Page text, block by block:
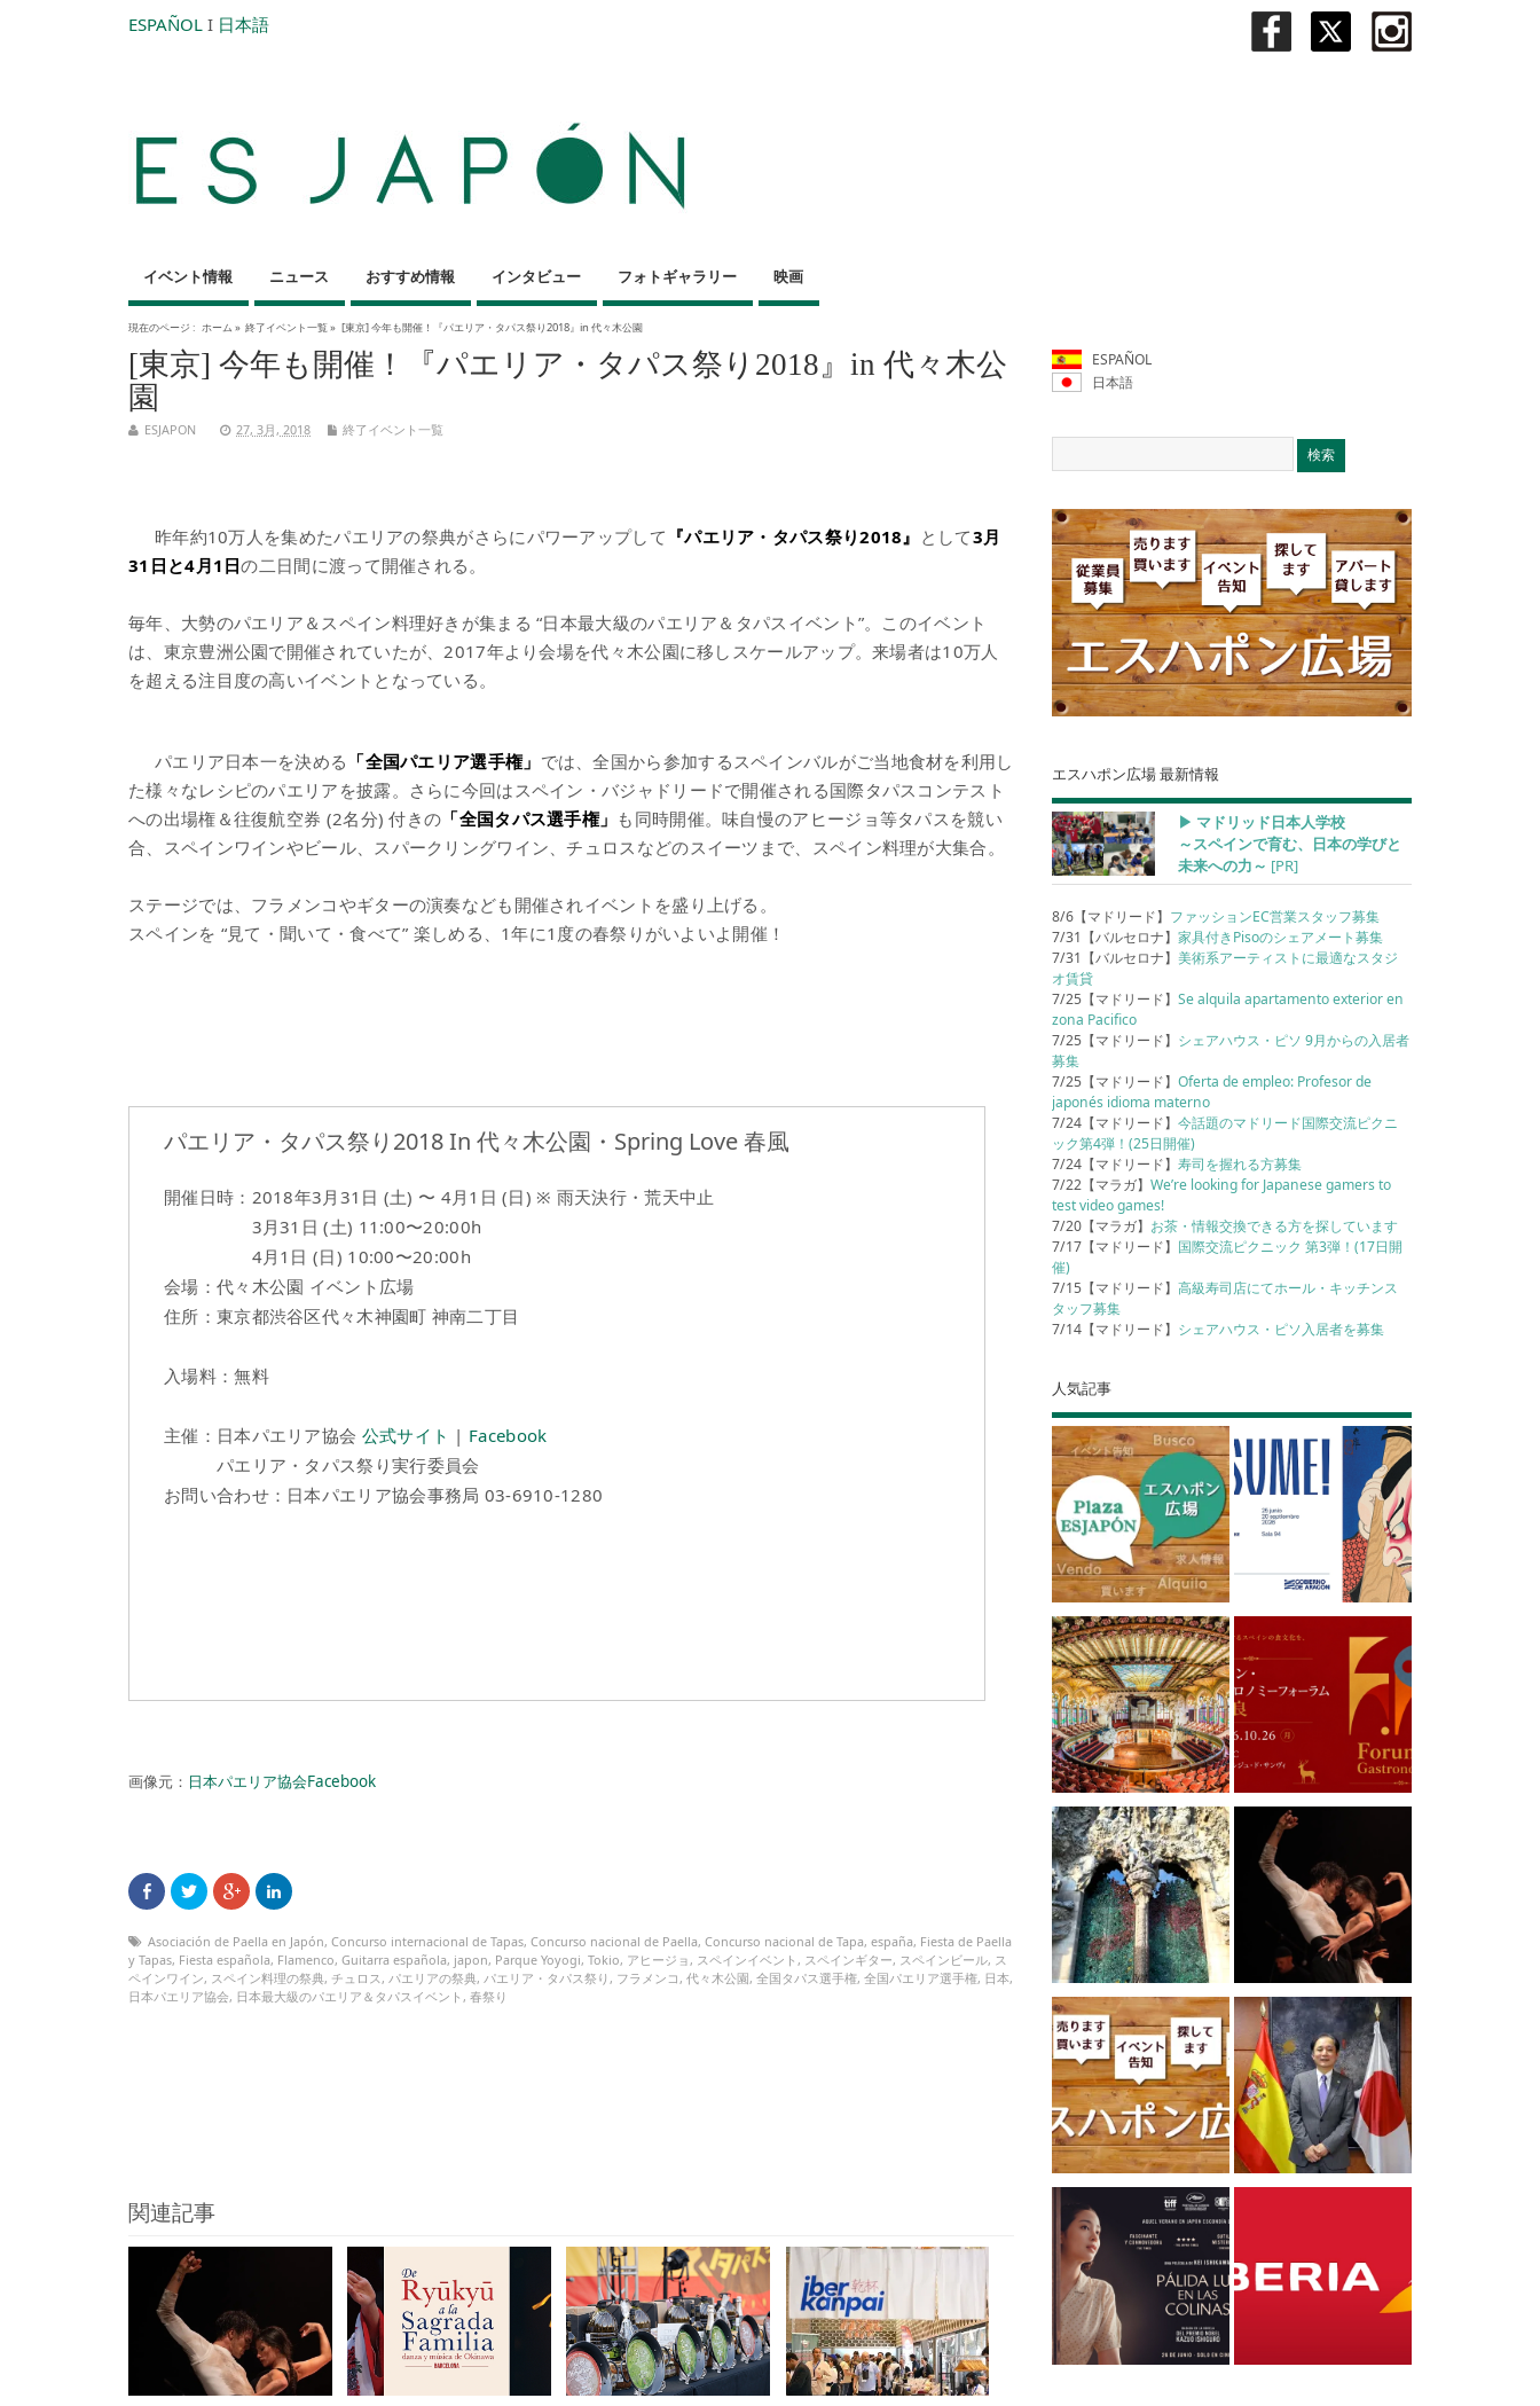
ESPAÑOL I 日本語
イベント情報 ニュース おすすめ情報 インタビュー フォトギャラリー 映画
現在のページ : ホーム » 終了イベント一覧» [東京] 今年も開催！『パエリア・タパス祭り2018』in 代々木公園
[東京] 今年も開催！『パエリア・タパス祭り2018』in 代々木公
園
ESJAPON 27, 3月, 2018 終了イベント一覧
昨年約10万人を集めたパエリアの祭典がさらにパワーアップして 『パエリア・タパス祭り2018』 として3月
31日と4月1日の二日間に渡って開催される。
毎年、大勢のパエリア＆スペイン料理好きが集まる “日本最大級のパエリア＆タパスイベント”。このイベント
は、東京豊洲公園で開催されていたが、2017年より会場を代々木公園に移しスケールアップ。来場者は10万人
を超える注目度の高いイベントとなっている。
パエリア日本一を決める 「全国パエリア選手権」 では、全国から参加するスペインバルがご当地食材を利用し
た様々なレシピのパエリアを披露。さらに今回はスペイン・バジャドリードで開催される国際タパスコンテスト
への出場権＆往復航空券 (2名分) 付きの 「全国タパス選手権」 も同時開催。味自慢のアヒージョ等タパスを競い
合、スペインワインやビール、スパークリングワイン、チュロスなどのスイーツまで、スペイン料理が大集合。
ステージでは、フラメンコやギターの演奏なども開催されイベントを盛り上げる。
スペインを “見て・聞いて・食べて” 楽しめる、1年に1度の春祭りがいよいよ開催！
パエリア・タパス祭り2018 In 代々木公園・Spring Love 春風
開催日時：2018年3月31日 (土) 〜 4月1日 (日) ※ 雨天決行・荒天中止
3月31日 (土) 11:00〜20:00h
4月1日 (日) 10:00〜20:00h
会場：代々木公園 イベント広場
住所：東京都渋谷区代々木神園町 神南二丁目
入場料：無料
主催：日本パエリア協会 公式サイト | Facebook
パエリア・タパス祭り実行委員会
お問い合わせ：日本パエリア協会事務局 03-6910-1280
画像元： 日本パエリア協会Facebook
Asociación de Paella en Japón, Concurso internacional de Tapas, Concurso nacional de Paella, Concurso nacional de Tapa, españa, Fiesta de Paella
y Tapas, Fiesta española, Flamenco, Guitarra española, japon, Parque Yoyogi, Tokio, アヒージョ, スペインイベント , スペインギター, スペインビール, ス
ペインワイン, スペイン料理の祭典, チュロス, パエリアの祭典, パエリア・タパス祭り , フラメンコ, 代々木公園, 全国タパス選手権, 全国パエリア選手権, 日本,
日本パエリア協会, 日本最大級のパエリア＆タパスイベント , 春祭り
関連記事
ESPAÑOL
日本語
エスハポン広場 最新情報
▶︎ マドリッド日本人学校
～スペインで育む、日本の学びと
未来への力～ [PR]
8/6【マドリード】 ファッションEC営業スタッフ募集
7/31【バルセロナ】家具付きPisoのシェアメート募集
7/31【バルセロナ】美術系アーティストに最適なスタジ
オ賃貸
7/25【マドリード】Se alquila apartamento exterior en
zona Pacifico
7/25【マドリード】 シェアハウス・ピソ 9月からの入居者
募集
7/25【マドリード】Oferta de empleo: Profesor de
japonés idioma materno
7/24【マドリード】今話題のマドリード国際交流ピクニ
ック第4弾！(25日開催)
7/24【マドリード】寿司を握れる方募集
7/22【マラガ】We’re looking for Japanese gamers to
test video games!
7/20【マラガ】 お茶・情報交換できる方を探しています
7/17【マドリード】 国際交流ピクニック 第3弾！(17日開
催)
7/15【マドリード】高級寿司店にてホール・キッチンス
タッフ募集
7/14【マドリード】 シェアハウス・ピソ入居者を募集
人気記事